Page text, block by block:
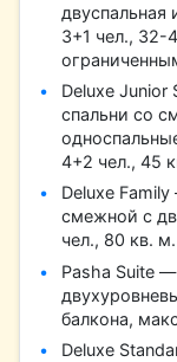
двуспальная
3+1 чел., 32-
Deluxe Junior
спальни со
4+2 чел., 45
Deluxe
смежной с
чел., 80 кв. м.
Pasha Suite
балкона,
Deluxe